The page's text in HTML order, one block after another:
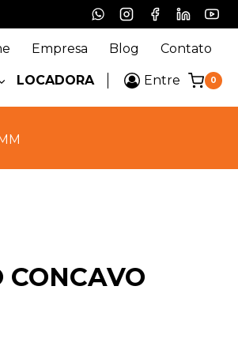
Empresa Blog Contato
LOCADORA Entre 0
CONCAVO